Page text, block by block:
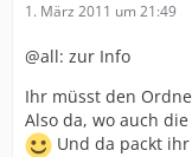
1. März 2011 um 21:49
@all: zur Info
Ihr müsst den
Also da, wo auch
Und da packt